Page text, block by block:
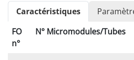
Caractéristiques
FO
n°
N° Micromodules/Tubes